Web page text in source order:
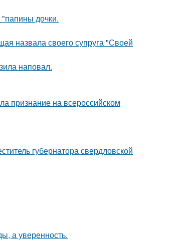
"папины дочки.
назвала своего супруга "Своей
наповал.
признание на всероссийском
губернатора свердловской
а уверенность.